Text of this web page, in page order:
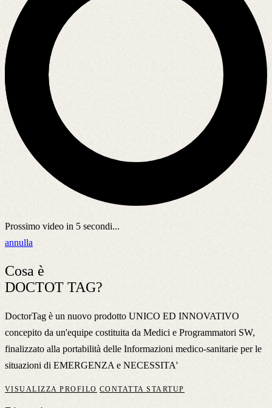
Prossimo video in 5 secondi...
annulla
Cosa è
DOCTOT TAG?
DoctorTag è un nuovo prodotto UNICO ED INNOVATIVO
concepito da un'equipe costituita da Medici e Programmatori SW,
finalizzato alla portabilità delle Informazioni medico-sanitarie per le
situazioni di EMERGENZA e NECESSITA'
VISUALIZZA PROFILO CONTATTA STARTUP